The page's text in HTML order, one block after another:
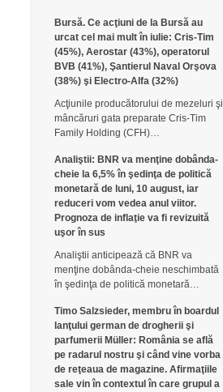
Bursă. Ce acţiuni de la Bursă au
urcat cel mai mult în iulie: Cris-Tim
(45%), Aerostar (43%), operatorul
BVB (41%), Şantierul Naval Orşova
(38%) şi Electro-Alfa (32%)
Acţiunile producătorului de mezeluri şi
mâncăruri gata preparate Cris-Tim
Family Holding (CFH)…
Analiştii: BNR va menţine dobânda-
cheie la 6,5% în şedinţa de politică
monetară de luni, 10 august, iar
reduceri vom vedea anul viitor.
Prognoza de inflaţie va fi revizuită
uşor în sus
Analiştii anticipează că BNR va
menţine dobânda-cheie neschimbată
în şedinţa de politică monetară…
Timo Salzsieder, membru în boardul
lanţului german de drogherii şi
parfumerii Müller: România se află
pe radarul nostru şi când vine vorba
de reţeaua de magazine. Afirmaţiile
sale vin în contextul în care grupul a